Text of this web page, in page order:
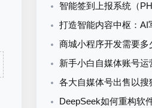
智能签到上报系统（PHP+MySQL）食堂/
打造智能内容中枢：AI写文章自动发
商城小程序开发需要多少钱？商城小
新手小白自媒体账号运营全攻略-从0到1打造购买
各大自媒体号出售以搜狐号/网易号为核
DeepSeek如何重构软件开发流程？AI驱动